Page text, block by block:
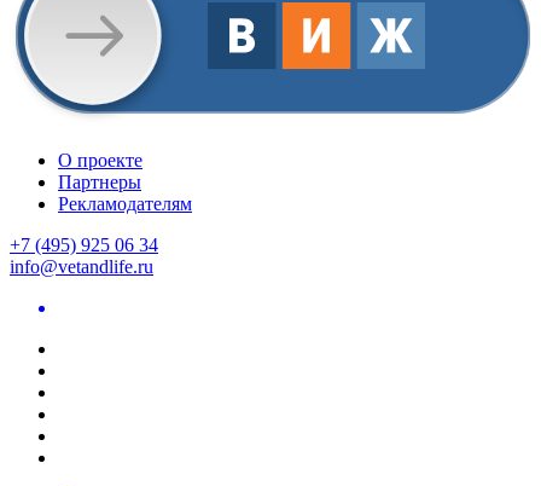
О проекте
Партнеры
Рекламодателям
+7 (495) 925 06 34
info@vetandlife.ru